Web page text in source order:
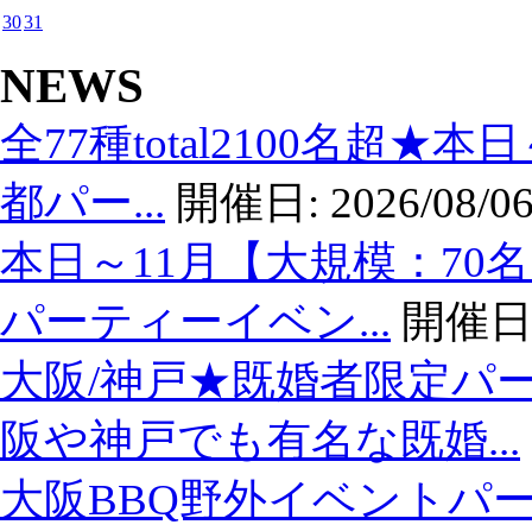
3031
NEWS
全77種total2100名超★本
都パー... 開催日: 2026/08/
本日～11月【大規模：70
パーティーイベン... 開催
大阪/神戸★既婚者限定パ
阪や神戸でも有名な既婚...
大阪BBQ野外イベントパ